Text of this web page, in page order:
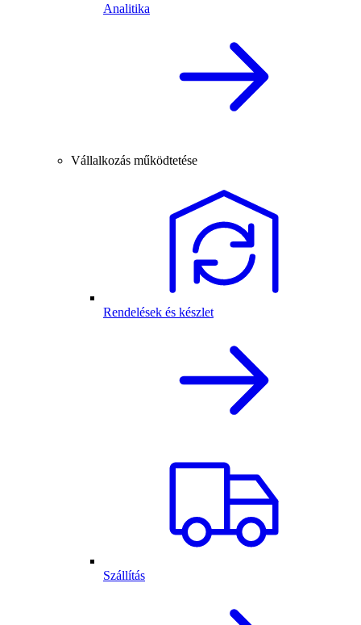
Analitika
Vállalkozás működtetése
Rendelések és készlet
Szállítás